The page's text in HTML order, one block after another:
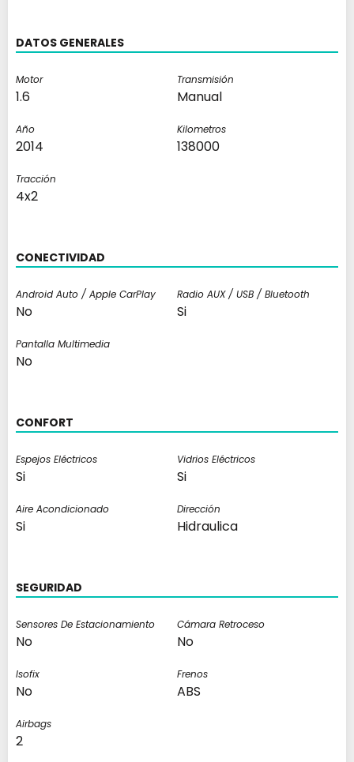
DATOS GENERALES
Motor
1.6
Transmisión
Manual
Año
2014
Kilometros
138000
Tracción
4x2
CONECTIVIDAD
Android Auto / Apple CarPlay
No
Radio AUX / USB / Bluetooth
Si
Pantalla Multimedia
No
CONFORT
Espejos Eléctricos
Si
Vidrios Eléctricos
Si
Aire Acondicionado
Si
Dirección
Hidraulica
SEGURIDAD
Sensores De Estacionamiento
No
Cámara Retroceso
No
Isofix
No
Frenos
ABS
Airbags
2